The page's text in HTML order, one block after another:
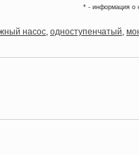
* - информация о
насос, одноступенчатый,